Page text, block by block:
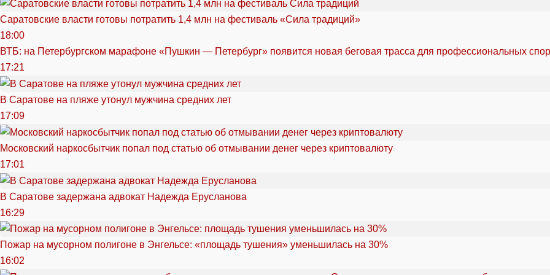
Саратовские власти готовы потратить 1,4 млн на фестиваль «Сила традиций»
18:00
ВТБ: на Петербургском марафоне «Пушкин — Петербург» появится новая беговая трасса для профессиональных
17:21
В Саратове на пляже утонул мужчина средних лет
17:09
Московский наркосбытчик попал под статью об отмывании денег через криптовалюту
17:01
В Саратове задержана адвокат Надежда Ерусланова
16:29
Пожар на мусорном полигоне в Энгельсе: «площадь тушения» уменьшилась на 30%
16:02